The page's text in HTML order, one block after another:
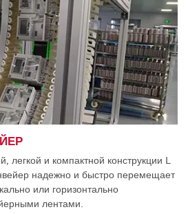
легкой и компактной конструкции L
надежно и быстро перемещает
или горизонтально
лентами.